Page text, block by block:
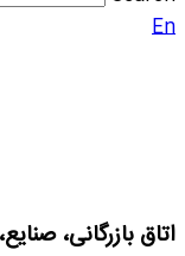
En
اتاق بازرگانی،